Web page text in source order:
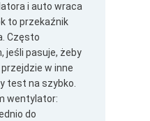
i auto wraca
to przekaźnik
Często
jeśli pasuje, żeby
w inne
test na szybko.
wentylator:
do